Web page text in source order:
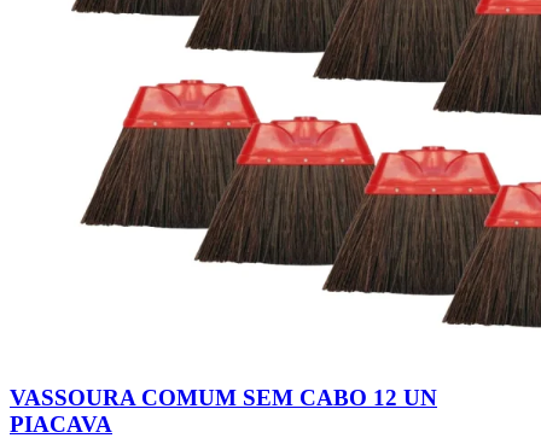
VASSOURA COMUM SEM CABO 12 UN
PIACAVA